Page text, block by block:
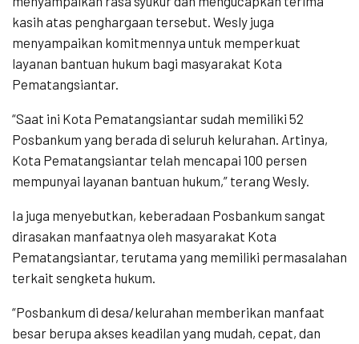
kasih atas penghargaan tersebut. Wesly juga
menyampaikan komitmennya untuk memperkuat
layanan bantuan hukum bagi masyarakat Kota
Pematangsiantar.
“Saat ini Kota Pematangsiantar sudah memiliki 52
Posbankum yang berada di seluruh kelurahan. Artinya,
Kota Pematangsiantar telah mencapai 100 persen
mempunyai layanan bantuan hukum,” terang Wesly.
Ia juga menyebutkan, keberadaan Posbankum sangat
dirasakan manfaatnya oleh masyarakat Kota
Pematangsiantar, terutama yang memiliki permasalahan
terkait sengketa hukum.
“Posbankum di desa/kelurahan memberikan manfaat
besar berupa akses keadilan yang mudah, cepat, dan